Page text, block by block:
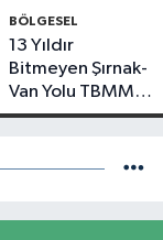
Gündemine
Taşıdı
BÖLGESEL
13 Yıldır
Bitmeyen Şırnak-
Van Yolu TBMM
Gündeminde